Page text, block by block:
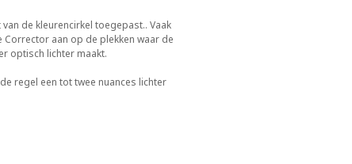
de kleurencirkel toegepast.. Vaak
aan op de plekken waar de
optisch lichter maakt.
regel een tot twee nuances lichter